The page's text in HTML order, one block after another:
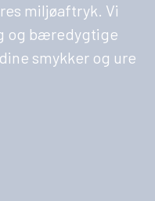
miljøaftryk. Vi
og bæredygtige
smykker og ure